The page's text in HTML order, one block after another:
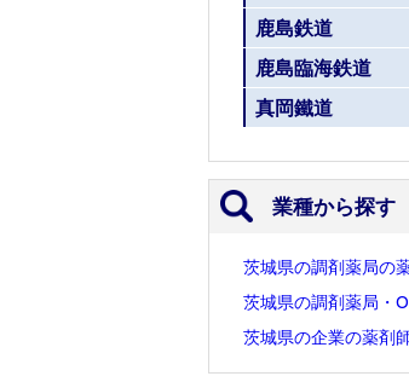
鹿島鉄道
鹿島臨海鉄道
真岡鐵道
業種から探す
茨城県の調剤薬局の
茨城県の調剤薬局・
茨城県の企業の薬剤